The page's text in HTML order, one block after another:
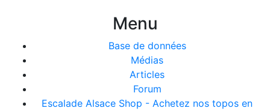
Menu
Base de données
Médias
Articles
Forum
Escalade Alsace Shop - Achetez nos topos en